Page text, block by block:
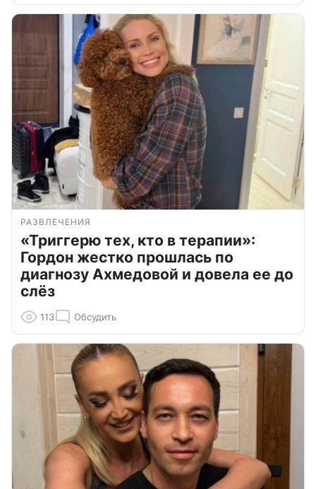
РАЗВЛЕЧЕНИЯ
«Триггерю тех, кто в терапии»:
Гордон жестко прошлась по
диагнозу Ахмедовой и довела ее до
слёз
113 Обсудить